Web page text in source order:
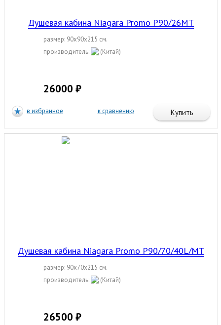
Душевая кабина Niagara Promo P90/26MT
размер: 90x90x215 см.
производитель:
(Китай)
26000 ₽
в избранное к сравнению Купить
Душевая кабина Niagara Promo P90/70/40L/MT
размер: 90x70x215 см.
производитель:
(Китай)
26500 ₽